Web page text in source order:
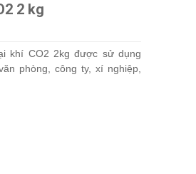
2 kg
khí CO2 2kg được sử dụng
phòng, công ty, xí nghiệp,